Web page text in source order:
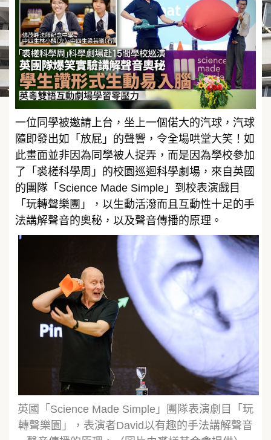
一位同學被邀請上台，坐上一個偌大的汽球，汽球
隨即發出如「放屁」的聲響，令全場哄堂大笑！如
此畫面並非因為同學被人捉弄，而是因為學校參加
了「裘槎科學周」的校園巡迴科學劇場，來自英國
的團隊「Science Made Simple」到校表演戲目
「玩轉聲樂團」，以生動活潑而且互動性十足的手
法講解聲音的奧秘，以及聲音傳播的原理。
英國「Science Made Simple」團隊表演劇目「玩
轉聲樂園」，表演者David以有趣的手法講解聲音